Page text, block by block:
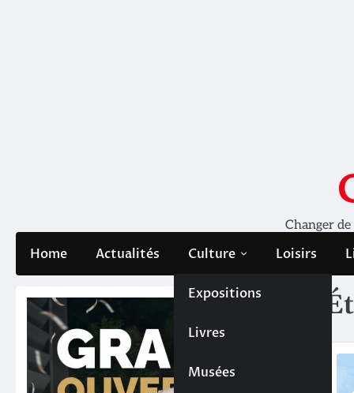
Changer
Home Actualités Culture
Expositions
Livres
Musées
Loisirs